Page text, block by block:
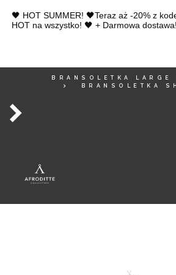
BRANSOLETKA LARGE
BRANSOLETKA
🖤 HOT SUMMER! 🖤Teraz aż -20% z
HOT na wszystko! 🖤 + Darmowa